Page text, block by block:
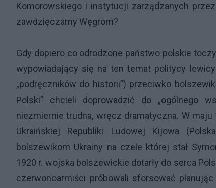
Komorowskiego i instytucji zarządzanych
zawdzięczamy Węgrom?
Gdy dopiero co odrodzone państwo polskie
wypowiadający się na ten temat politycy
„podręczników do historii”) przeciwko
Polski” chcieli doprowadzić do „ogólnego
niezmiernie trudna, wręcz dramatyczna. W
Ukraińskiej Republiki Ludowej Kijowa
bolszewikom Ukrainy na czele której stał
1920 r. wojska bolszewickie dotarły do serca
czerwonoarmiści próbowali sforsować planując